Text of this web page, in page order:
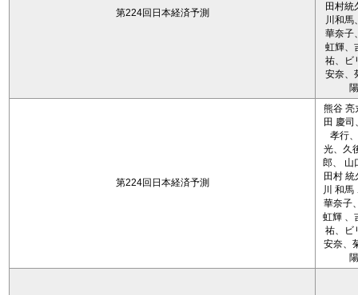
第224回日本経済予測
田村統
川和馬
華奈子
虹輝、
祐、ビ
安奈、
陽
第224回日本経済予測
熊谷 亮
田 慶司
孝行
光、久
郎、 山
田村 統
川 和馬
華奈子
虹輝 、
祐、ビ
安奈、
陽